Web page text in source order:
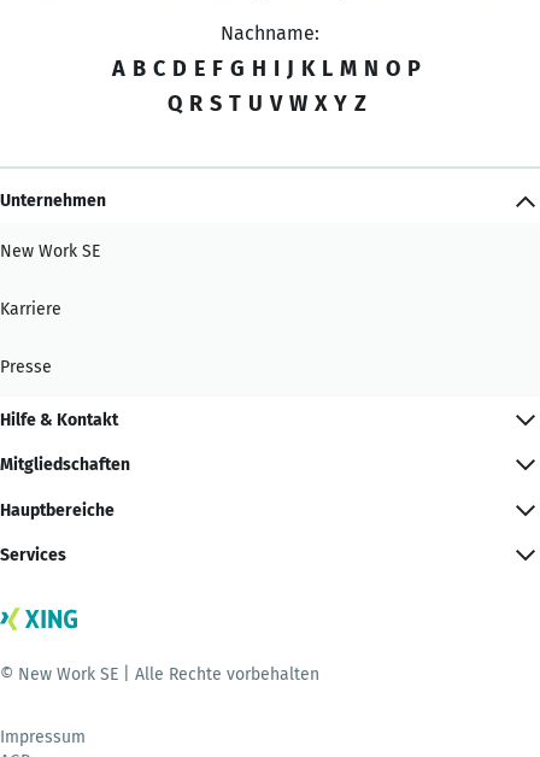
Nachname:
A B C D E F G H I J K L M N O P
Q R S T U V W X Y Z
Unternehmen
New Work SE
Karriere
Presse
Hilfe & Kontakt
Mitgliedschaften
Hauptbereiche
Services
© New Work SE | Alle Rechte vorbehalten
Impressum